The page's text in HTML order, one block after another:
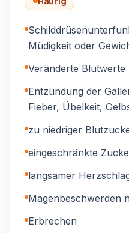
Müdigkeit oder
Veränderte
Entzündung der
Fieber, Übelkeit,
zu niedriger
eingeschränkte
langsamer
Magenbeschwerden
Erbrechen